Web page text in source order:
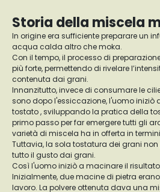
Storia della miscela
In origine era sufficiente preparare un
acqua calda altro che moka.
Con il tempo, il processo di
più forte, permettendo di rivelare
contenuta dai grani.
Innanzitutto, invece di consumare le
sono dopo l'essiccazione, l'uomo iniziò
tostato , sviluppando la pratica della
primo passo per far emergere tutti gli
varietà di miscela ha in offerta in
Tuttavia, la sola tostatura dei grani non
tutto il gusto dai grani.
Così l'uomo iniziò a macinare il
Inizialmente, due macine di pietra
lavoro. La polvere ottenuta dava una